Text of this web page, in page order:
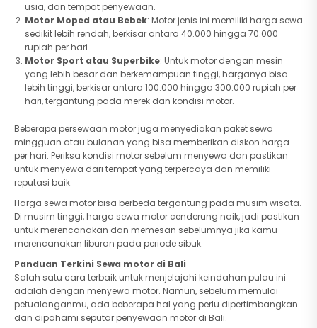
usia, dan tempat penyewaan.
Motor Moped atau Bebek: Motor jenis ini memiliki harga sewa
sedikit lebih rendah, berkisar antara 40.000 hingga 70.000
rupiah per hari.
Motor Sport atau Superbike: Untuk motor dengan mesin
yang lebih besar dan berkemampuan tinggi, harganya bisa
lebih tinggi, berkisar antara 100.000 hingga 300.000 rupiah per
hari, tergantung pada merek dan kondisi motor.
Beberapa persewaan motor juga menyediakan paket sewa
mingguan atau bulanan yang bisa memberikan diskon harga
per hari. Periksa kondisi motor sebelum menyewa dan pastikan
untuk menyewa dari tempat yang terpercaya dan memiliki
reputasi baik.
Harga sewa motor bisa berbeda tergantung pada musim wisata.
Di musim tinggi, harga sewa motor cenderung naik, jadi pastikan
untuk merencanakan dan memesan sebelumnya jika kamu
merencanakan liburan pada periode sibuk.
Panduan Terkini Sewa motor di Bali
Salah satu cara terbaik untuk menjelajahi keindahan pulau ini
adalah dengan menyewa motor. Namun, sebelum memulai
petualanganmu, ada beberapa hal yang perlu dipertimbangkan
dan dipahami seputar penyewaan motor di Bali.